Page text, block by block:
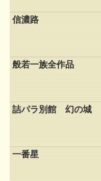
信濃路
般若一族全作品
詰パラ別館 幻の城
一番星